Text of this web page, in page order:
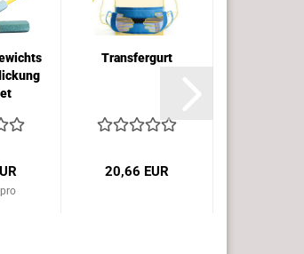
Transfergurt
20,66 EUR